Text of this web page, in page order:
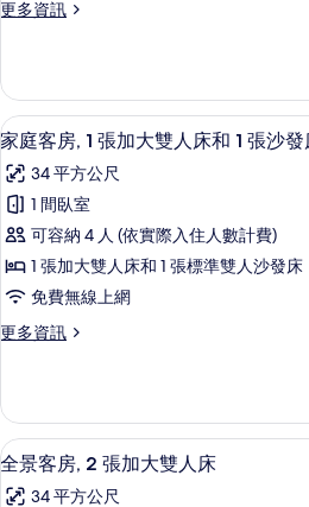
張
大
雙
人
床
(Prk
Ln,
Exec
lounge
acc,
Panoramic
所
有
相
更多資訊
更
套
房,
1
張
特
大
人
床
(Prk
Ln,
Exec
vw)
的
詳
情
顯
示
家
庭
客
房,
張
大
雙
人
床
高級
1
家庭客房, 1 張加大雙人床和 1 張沙
34 平方公尺
1 間臥室
可容納 4 人 (依實際入住人數計費)
1 張加大雙人床和 1 張標準雙人沙發床
免費無線上網
更多資訊
更
客
房,
1
加
顯
示
高級
1
全景客房, 2 張加大雙人床
34 平方公尺